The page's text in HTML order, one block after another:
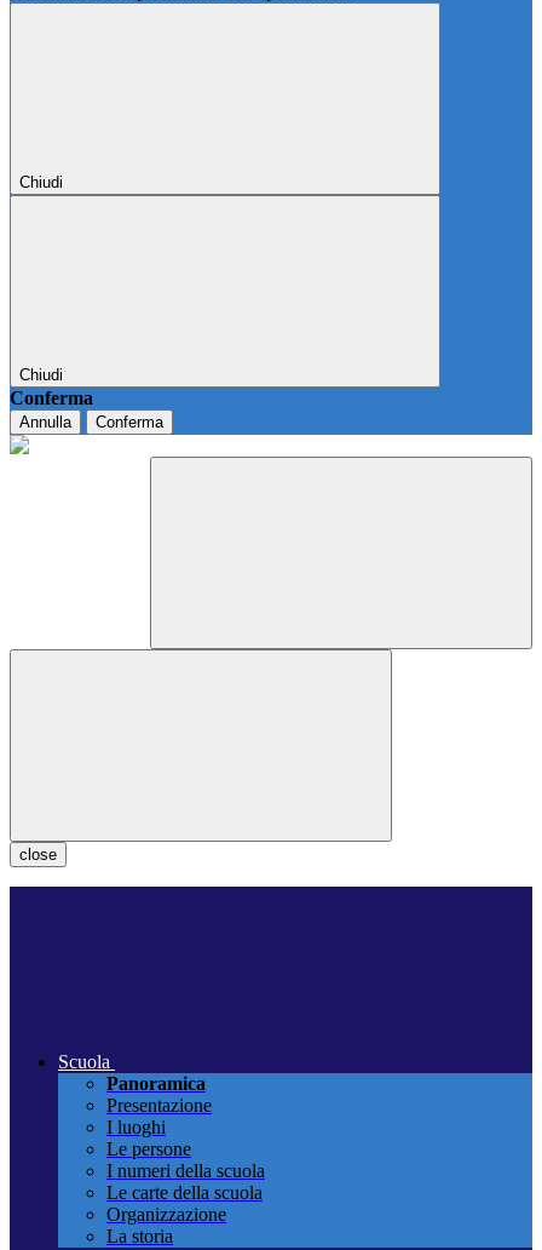
Chiudi
Chiudi
Conferma
Annulla Conferma
close
Scuola
Panoramica
Presentazione
I luoghi
Le persone
I numeri della scuola
Le carte della scuola
Organizzazione
La storia